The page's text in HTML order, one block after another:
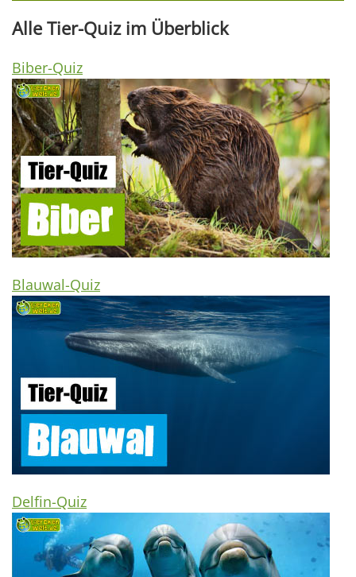
Alle Tier-Quiz im Überblick
Biber-Quiz
Blauwal-Quiz
Delfin-Quiz